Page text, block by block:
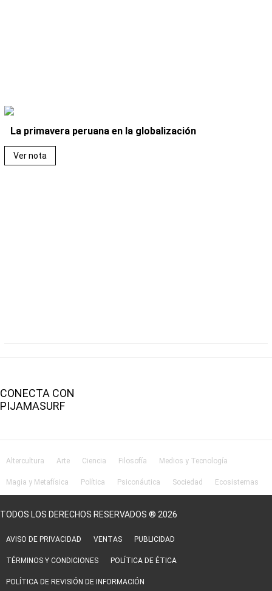
La primavera peruana en la globalización
Ver nota
CONECTA CON
PIJAMASURF
Altercultura Arte Ciencia Filosofía Medios y Tecnología
Magia y Metafísica Política Psiconáutica Sociedad Ecosistemas
TODOS LOS DERECHOS RESERVADOS ® 2026
AVISO DE PRIVACIDAD VENTAS PUBLICIDAD
TÉRMINOS Y CONDICIONES POLÍTICA DE ÉTICA
POLÍTICA DE REVISIÓN DE INFORMACIÓN